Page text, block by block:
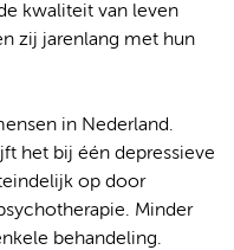
kwaliteit van leven
zij jarenlang met hun
in Nederland.
het bij één depressieve
op door
Minder
behandeling.